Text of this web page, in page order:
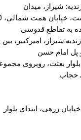
زندیه: شیراز، میدان
به تقاطع قدوسی
شعبه2 زندیه:شیراز، امیرکبیر،
پل امام حسن
بعثت، روبروی
حجاب
زرهی، ابتدای بلوار